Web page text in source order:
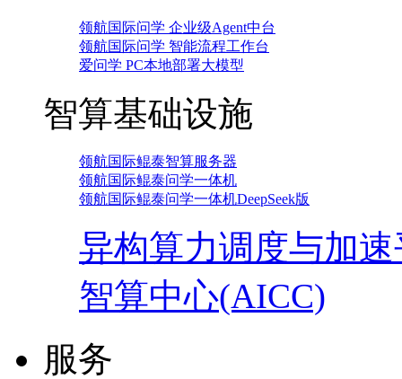
领航国际问学 企业级Agent中台
领航国际问学 智能流程工作台
爱问学 PC本地部署大模型
智算基础设施
领航国际鲲泰智算服务器
领航国际鲲泰问学一体机
领航国际鲲泰问学一体机DeepSeek版
异构算力调度与加
智算中心(AICC)
服务